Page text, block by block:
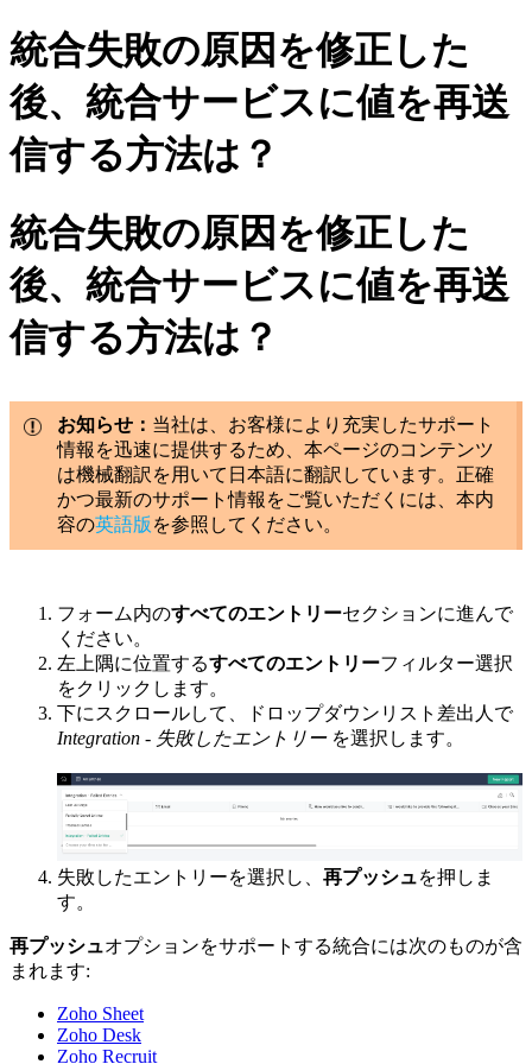
統合失敗の原因を修正した
後、統合サービスに値を再送
信する方法は？
統合失敗の原因を修正した
後、統合サービスに値を再送
信する方法は？
お知らせ： 当社は、お客様により充実したサポート
情報を迅速に提供するため、本ページのコンテンツ
は機械翻訳を用いて日本語に翻訳しています。正確
かつ最新のサポート情報をご覧いただくには、本内
容の英語版 を参照してください。
フォーム内のすべてのエントリーセクションに進んで
ください。
左上隅に位置するすべてのエントリーフィルター選択
をクリックします。
下にスクロールして、ドロップダウンリスト差出人で
Integration - 失敗したエントリー を選択します。
失敗したエントリーを選択し、 再プッシュを押しま
す。
再プッシュオプションをサポートする統合には次のものが含
まれます:
Zoho Sheet
Zoho Desk
Zoho Recruit